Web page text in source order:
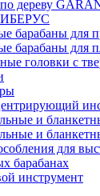
дереву
барабаны для
барабаны для
головки с
и
и
для
барабанах
инструмент